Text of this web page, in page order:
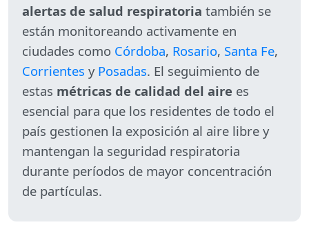
alertas de salud respiratoria también se
están monitoreando activamente en
ciudades como Córdoba, Rosario, Santa Fe,
Corrientes y Posadas. El seguimiento de
estas métricas de calidad del aire es
esencial para que los residentes de todo el
país gestionen la exposición al aire libre y
mantengan la seguridad respiratoria
durante períodos de mayor concentración
de partículas.